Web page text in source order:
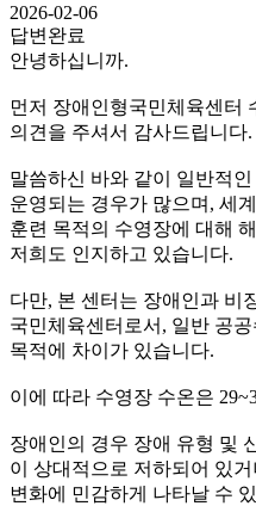
2026-02-06
답변완료
안녕하십니까.
먼저 장애인형국민체육센터
의견을 주셔서 감사드립니다.
말씀하신 바와 같이 일반적
운영되는 경우가 많으며, 세
훈련 목적의 수영장에 대해
저희도 인지하고 있습니다.
다만, 본 센터는 장애인과 비
국민체육센터로서, 일반 공
목적에 차이가 있습니다.
이에 따라 수영장 수온은
장애인의 경우 장애 유형 및
이 상대적으로 저하되어 있
변화에 민감하게 나타날 수